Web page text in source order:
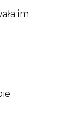
im